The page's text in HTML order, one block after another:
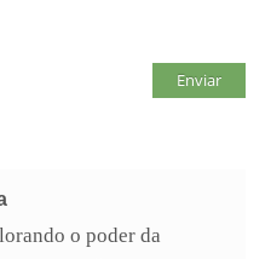
o poder da